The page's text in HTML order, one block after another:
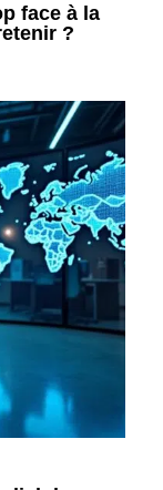
face à la
?